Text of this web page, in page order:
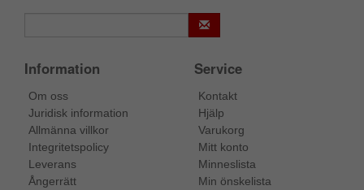
Information
Om oss
Juridisk information
Allmänna villkor
Integritetspolicy
Leverans
Ångerrätt
Service
Kontakt
Hjälp
Varukorg
Mitt konto
Minneslista
Min önskelista